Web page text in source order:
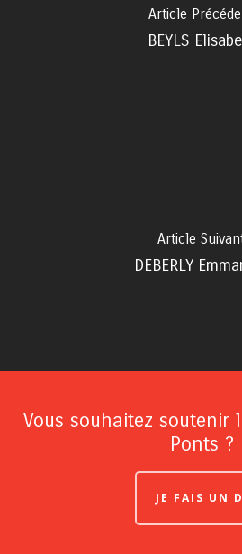
Article
BEYLS
Article
DEBERLY
Vous souhaitez soutenir
Ponts ?
JE FAIS UN